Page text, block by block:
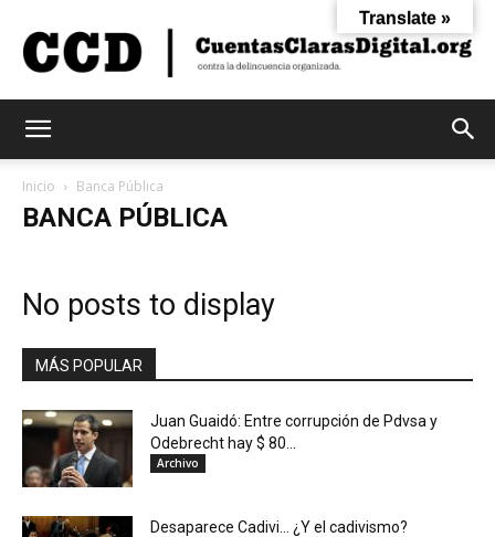
Inicio Banca Pública
BANCA PÚBLICA
No posts to display
MÁS POPULAR
Juan Guaidó: Entre corrupción de Pdvsa y
Odebrecht hay $ 80...
Archivo
Desaparece Cadivi… ¿Y el cadivismo?
Translate »